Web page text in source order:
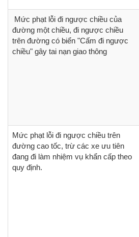
Mức phạt lỗi đi ngược chiều của
đường một chiều, đi ngược chiều
trên đường có biển "Cấm đi ngược
chiều" gây tai nạn giao thông
Mức phạt lỗi đi ngược chiều trên
đường cao tốc, trừ các xe ưu tiên
đang đi làm nhiệm vụ khẩn cấp theo
quy định.